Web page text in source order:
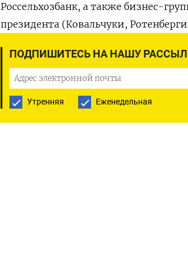
ПОДПИШИТЕСЬ НА НАШУ
Утренняя Еженедельная
Россельхозбанк, а также бизнес-
президента (Ковальчуки,
ПОДПИСАТЬСЯ НА ТЕЛЕГРАМ